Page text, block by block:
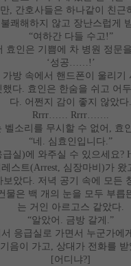
, 간호사들은 하나같이 친근
쾌해하지 않고 장난스럽게
“여하간 다들 수고!”
효인은 기쁨에 차 병원 정문
‘ 성공 …… !’
가방 속에서 핸드폰이 울리기
했다. 효인은 한숨을 쉬고 어
다. 어쩐지 감이 좋지 않았다.
Rrrr…… Rrrr…… .
벨소리를 무시할 수 없어 , 효
“네 . 심효인입니다.”
급실 )에 와주실 수 있으세요 ?
스트(Arrest, 심장마비 )가 왔
보았다. 저녁 공기 속에 모든
물은 백 개의 눈을 모두 부릅
는 거인 아르고스 같았다.
“알았어 . 금방 갈게 .”
응급실로 가면서 누군가에
음이 가고, 상대가 전화를 받
[어디냐?]